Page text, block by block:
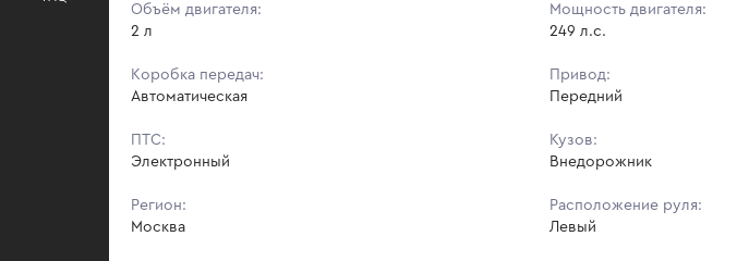
Объём двигателя:
2 л
Мощность двигателя:
249 л.с.
Коробка передач:
Автоматическая
Привод:
Передний
ПТС:
Электронный
Кузов:
Внедорожник
Регион:
Москва
Расположение руля:
Левый